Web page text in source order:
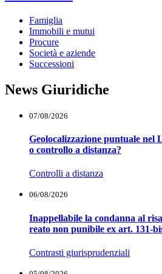
Famiglia
Immobili e mutui
Procure
Società e aziende
Successioni
News Giuridiche
07/08/2026
Geolocalizzazione puntuale
o controllo a distanza?
Controlli a distanza
06/08/2026
Inappellabile la condanna al
reato non punibile ex art. 131-
Contrasti giurisprudenziali